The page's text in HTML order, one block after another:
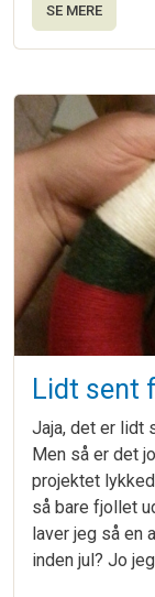
SE MERE
Lidt sent
Jaja, det er lidt
Men så er det
projektet
så bare fjollet
laver jeg så en
inden jul? Jo